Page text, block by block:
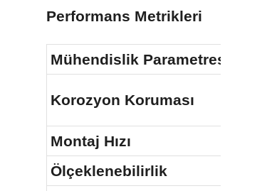
Performans Metrikleri
Mühendislik Parametresi
Korozyon Koruması
Montaj Hızı
Ölçeklenebilirlik